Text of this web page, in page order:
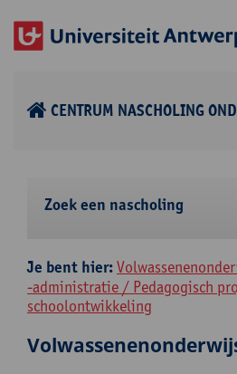
CENTRUM NASCHOLING
Zoek een nascholing
Je bent hier:
-administratie / Pedagogisch
schoolontwikkeling